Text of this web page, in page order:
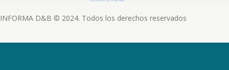
INFORMA D&B © 2024. Todos los derechos reservados